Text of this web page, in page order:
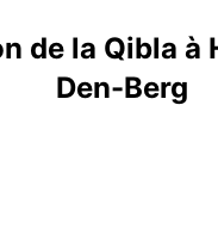
de la Qibla à
Den-Berg